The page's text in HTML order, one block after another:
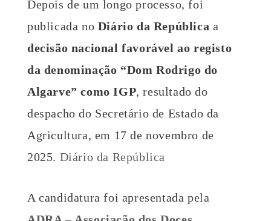
Depois de um longo processo, foi
publicada no Diário da República a
decisão nacional favorável ao registo
da denominação “Dom Rodrigo do
Algarve” como IGP, resultado do
despacho do Secretário de Estado da
Agricultura, em 17 de novembro de
2025. Diário da República
A candidatura foi apresentada pela